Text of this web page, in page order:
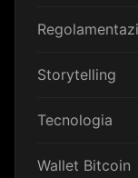
Storytelling
Tecnologia
Wallet Bitcoin